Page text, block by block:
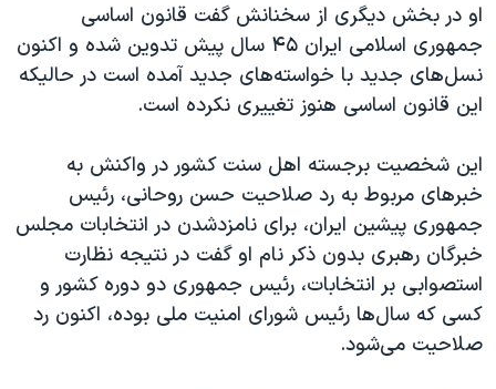
او در بخش دیگری از سخنانش گفت قانون اساسی
جمهوری اسلامی ایران ۴۵ سال پیش تدوین شده و اکنون
نسل‌های جدید با خواسته‌های جدید آمده است در حالیکه
این قانون اساسی هنوز تغییری نکرده است.
این شخصیت برجسته اهل سنت کشور در واکنش به
خبرهای مربوط به رد صلاحیت حسن روحانی، رئیس
جمهوری پیشین ایران، برای نامزدشدن در انتخابات مجلس
خبرگان رهبری بدون ذکر نام او گفت در نتیجه نظارت
استصوابی بر انتخابات، رئیس جمهوری دو دوره کشور و
کسی که سال‌ها رئیس شورای امنیت ملی بوده، اکنون رد
صلاحیت می‌شود.